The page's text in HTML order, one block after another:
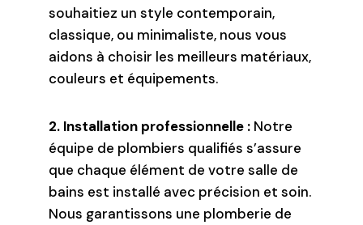
souhaitiez un style contemporain,
classique, ou minimaliste, nous vous
aidons à choisir les meilleurs matériaux,
couleurs et équipements.
2. Installation professionnelle : Notre
équipe de plombiers qualifiés s’assure
que chaque élément de votre salle de
bains est installé avec précision et soin.
Nous garantissons une plomberie de